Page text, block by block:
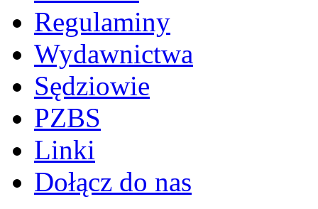
Regulaminy
Wydawnictwa
Sędziowie
PZBS
Linki
Dołącz do nas